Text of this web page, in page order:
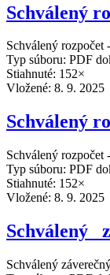
Schválený
Schválený
Typ súboru: PDF
Stiahnuté: 152×
Vložené: 8. 9. 2025
Schválený
Schválený
Typ súboru: PDF
Stiahnuté: 152×
Vložené: 8. 9. 2025
Schválený
Schválený